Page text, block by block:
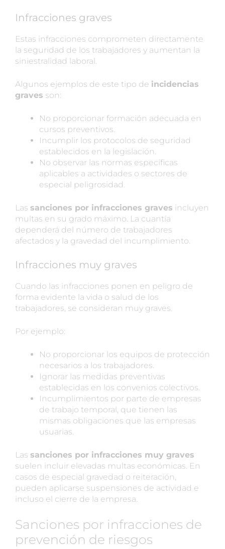
Infracciones graves
Estas infracciones comprometen directamente
la seguridad de los trabajadores y aumentan la
siniestralidad laboral.
Algunos ejemplos de este tipo de incidencias
graves son:
No proporcionar formación adecuada en
cursos preventivos.
Incumplir los protocolos de seguridad
establecidos en la legislación.
No observar las normas específicas
aplicables a actividades o sectores de
especial peligrosidad.
Las sanciones por infracciones graves incluyen
multas en su grado máximo. La cuantía
dependerá del número de trabajadores
afectados y la gravedad del incumplimiento.
Infracciones muy graves
Cuando las infracciones ponen en peligro de
forma evidente la vida o salud de los
trabajadores, se consideran muy graves.
Por ejemplo:
No proporcionar los equipos de protección
necesarios a los trabajadores.
Ignorar las medidas preventivas
establecidas en los convenios colectivos.
Incumplimientos por parte de empresas
de trabajo temporal, que tienen las
mismas obligaciones que las empresas
usuarias.
Las sanciones por infracciones muy graves
suelen incluir elevadas multas económicas. En
casos de especial gravedad o reiteración,
pueden aplicarse suspensiones de actividad e
incluso el cierre de la empresa.
Sanciones por infracciones de
prevención de riesgos